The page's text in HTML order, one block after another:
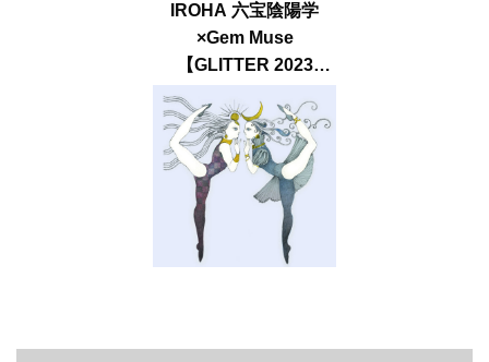
IROHA 六宝陰陽学
×Gem Muse
【GLITTER 2023
SUMMER issue】